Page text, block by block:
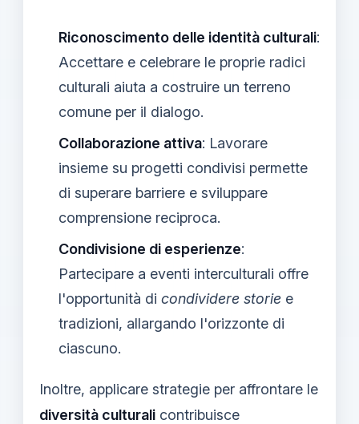
Riconoscimento delle identità culturali:
Accettare e celebrare le proprie radici
culturali aiuta a costruire un terreno
comune per il dialogo.
Collaborazione attiva: Lavorare
insieme su progetti condivisi permette
di superare barriere e sviluppare
comprensione reciproca.
Condivisione di esperienze:
Partecipare a eventi interculturali offre
l'opportunità di condividere storie e
tradizioni, allargando l'orizzonte di
ciascuno.
Inoltre, applicare strategie per affrontare le
diversità culturali contribuisce